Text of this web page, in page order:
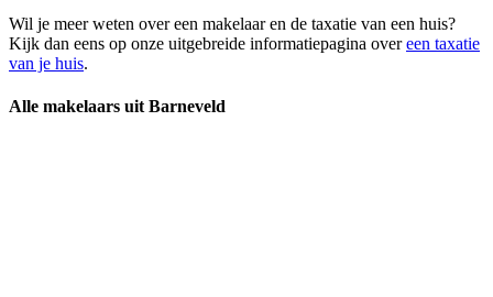
Wil je meer weten over een makelaar en de taxatie van een huis?
Kijk dan eens op onze uitgebreide informatiepagina overeen taxatie
van je huis.
Alle makelaars uit Barneveld